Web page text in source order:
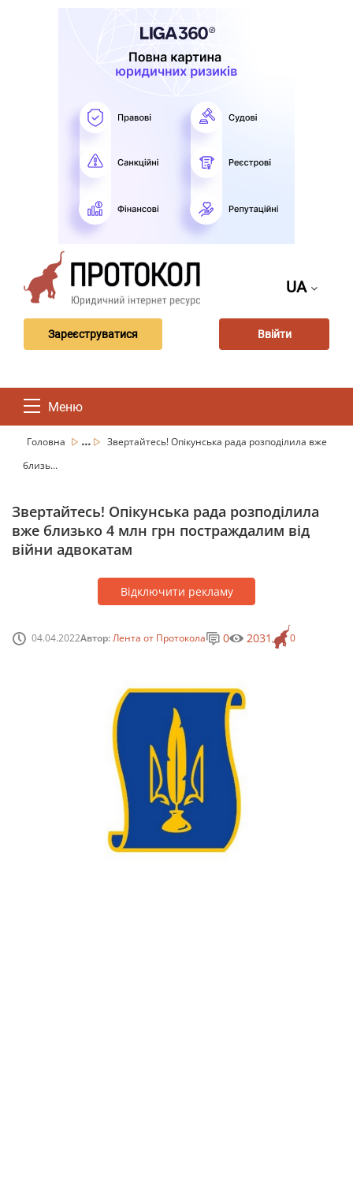
UA
Зареєструватися Ввійти
Меню
Головна ...
Звертайтесь! Опікунська рада розподілила вже
близь...
Звертайтесь! Опікунська рада розподілила
вже близько 4 млн грн постраждалим від
війни адвокатам
Відключити рекламу
04.04.2022Автор:Лента от Протокола 0
0 2031